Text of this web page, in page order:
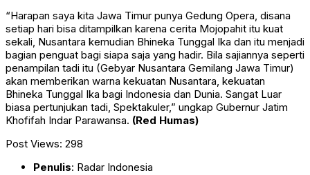
“Harapan saya kita Jawa Timur punya Gedung Opera, disana
setiap hari bisa ditampilkan karena cerita Mojopahit itu kuat
sekali, Nusantara kemudian Bhineka Tunggal Ika dan itu menjadi
bagian penguat bagi siapa saja yang hadir. Bila sajiannya seperti
penampilan tadi itu (Gebyar Nusantara Gemilang Jawa Timur)
akan memberikan warna kekuatan Nusantara, kekuatan
Bhineka Tunggal Ika bagi Indonesia dan Dunia. Sangat Luar
biasa pertunjukan tadi, Spektakuler,” ungkap Gubernur Jatim
Khofifah Indar Parawansa. (Red Humas)
Post Views: 298
Penulis: Radar Indonesia